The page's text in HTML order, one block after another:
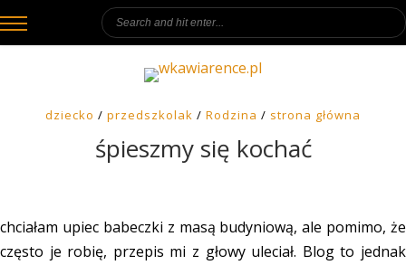
dziecko / przedszkolak / Rodzina / strona główna
śpieszmy się kochać
chciałam upiec babeczki z masą budyniową, ale pomimo, że
często je robię, przepis mi z głowy uleciał. Blog to jednak